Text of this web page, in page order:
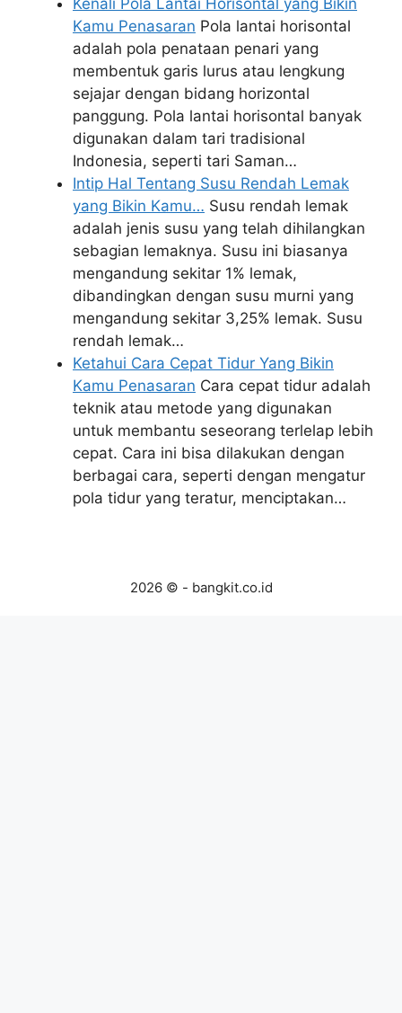
Kenali Pola Lantai Horisontal yang Bikin
Kamu Penasaran Pola lantai horisontal
adalah pola penataan penari yang
membentuk garis lurus atau lengkung
sejajar dengan bidang horizontal
panggung. Pola lantai horisontal banyak
digunakan dalam tari tradisional
Indonesia, seperti tari Saman…
Intip Hal Tentang Susu Rendah Lemak
yang Bikin Kamu… Susu rendah lemak
adalah jenis susu yang telah dihilangkan
sebagian lemaknya. Susu ini biasanya
mengandung sekitar 1% lemak,
dibandingkan dengan susu murni yang
mengandung sekitar 3,25% lemak. Susu
rendah lemak…
Ketahui Cara Cepat Tidur Yang Bikin
Kamu Penasaran Cara cepat tidur adalah
teknik atau metode yang digunakan
untuk membantu seseorang terlelap lebih
cepat. Cara ini bisa dilakukan dengan
berbagai cara, seperti dengan mengatur
pola tidur yang teratur, menciptakan…
2026 © - bangkit.co.id